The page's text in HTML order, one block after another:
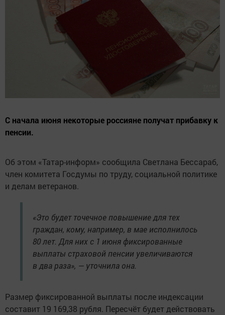
С начала июня некоторые россияне получат прибавку к
пенсии.
Об этом «Татар-информ» сообщила Светлана Бессараб,
член комитета Госдумы по труду, социальной политике
и делам ветеранов.
«Это будет точечное повышение для тех
граждан, кому, например, в мае исполнилось
80 лет. Для них с 1 июня фиксированные
выплаты страховой пенсии увеличиваются
в два раза», — уточнила она.
Размер фиксированной выплаты после индексации
составит 19 169,38 рубля. Пересчёт будет действовать